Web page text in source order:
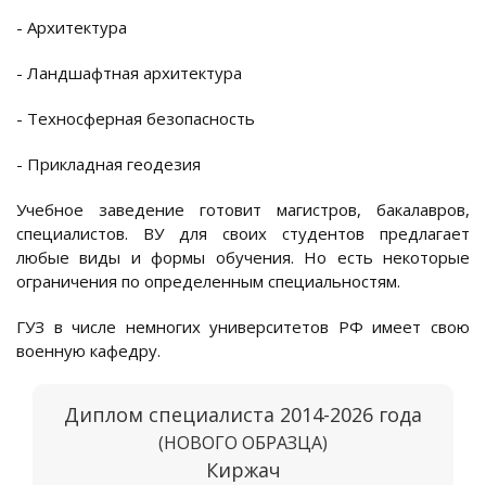
- Архитектура
- Ландшафтная архитектура
- Техносферная безопасность
- Прикладная геодезия
Учебное заведение готовит магистров, бакалавров,
специалистов. ВУ для своих студентов предлагает
любые виды и формы обучения. Но есть некоторые
ограничения по определенным специальностям.
ГУЗ в числе немногих университетов РФ имеет свою
военную кафедру.
Диплом специалиста 2014-2026 года
(НОВОГО ОБРАЗЦА)
Киржач